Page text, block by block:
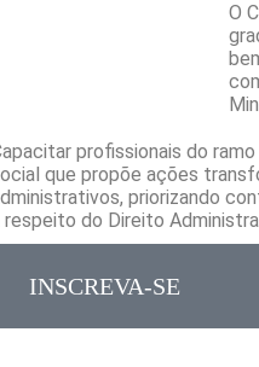
O
profissionais do
que propõe ações
priorizando
respeito do Direito
INSCREVA-SE